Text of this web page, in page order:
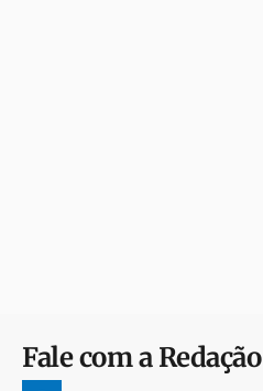
Fale com a Redação